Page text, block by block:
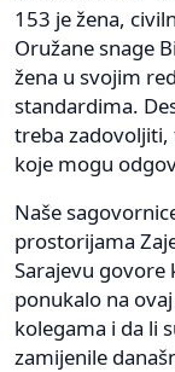
153 je žena,
Oružane snage
žena u svojim
standardima.
treba zadovoljiti,
koje mogu
Naše
prostorijama
Sarajevu govore
ponukalo na
kolegama i da li
zamijenile